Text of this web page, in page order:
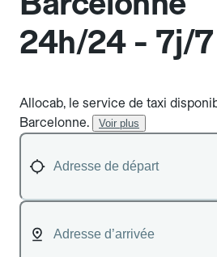
24h/24 - 7j/7
Allocab, le service de taxi
Barcelonne.
Voir plus